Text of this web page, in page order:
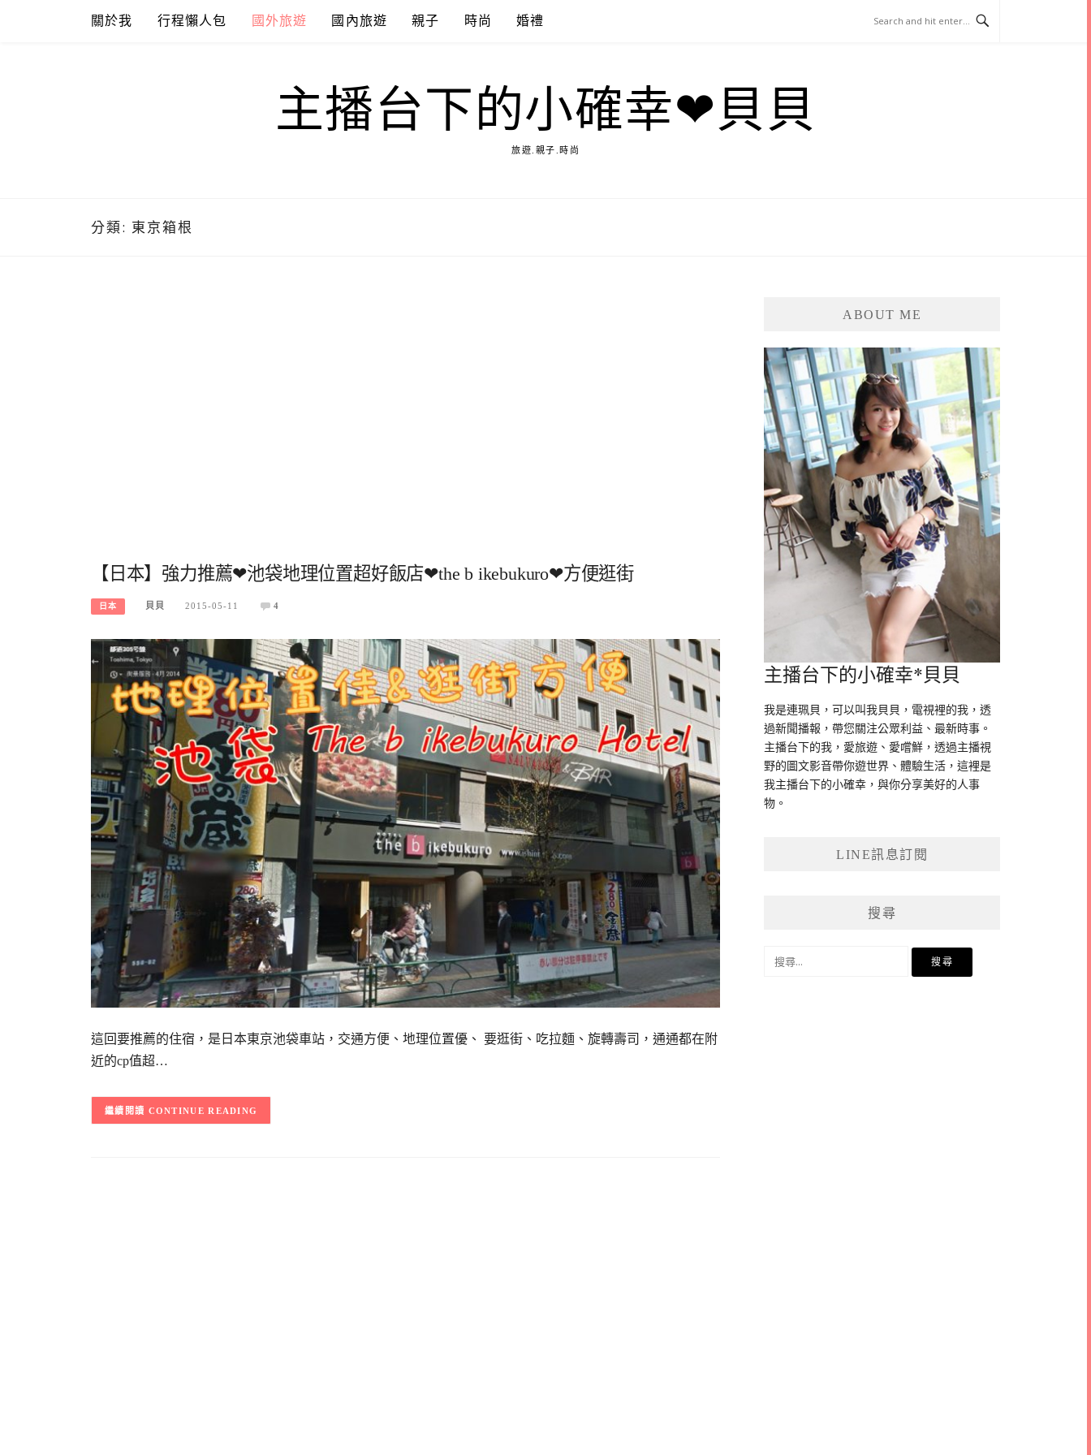
關於我 行程懶人包 國外旅遊 國內旅遊 親子 時尚 婚禮
主播台下的小確幸❤貝貝
旅遊.親子.時尚
分類: 東京箱根
【日本】強力推薦❤池袋地理位置超好飯店❤the b ikebukuro❤方便逛街
日本 貝貝 2015-05-11 4
這回要推薦的住宿，是日本東京池袋車站，交通方便、地理位置優、 要逛街、吃拉麵、旋轉壽司，通通都在附
近的cp值超…
CONTINUE READING
ABOUT ME
主播台下的小確幸*貝貝
我是連珮貝，可以叫我貝貝，電視裡的我，透
過新聞播報，帶您關注公眾利益、最新時事。
主播台下的我，愛旅遊、愛嚐鮮，透過主播視
野的圖文影音帶你遊世界、體驗生活，這裡是
我主播台下的小確幸，與你分享美好的人事
物。
LINE訊息訂閱
搜尋